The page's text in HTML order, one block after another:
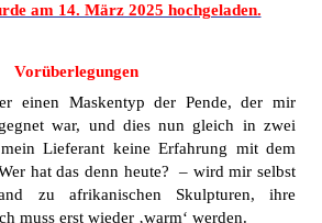
am 14. März 2025 hochgeladen.
Vorüberlegungen
einen Maskentyp der Pende, der mir
war, und dies nun gleich in zwei
Lieferant keine Erfahrung mit dem
hat das denn heute? – wird mir selbst
zu afrikanischen Skulpturen, ihre
muss erst wieder ‚warm‘ werden.